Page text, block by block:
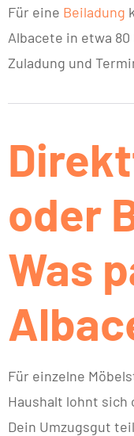
Für eine Beiladung
Albacete in etwa
Zuladung und
oder
Was
Für einzelne
Haushalt lohnt sich
Dein Umzugsgut